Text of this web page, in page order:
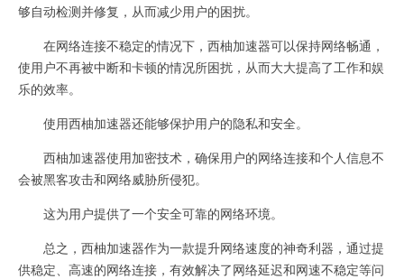
够自动检测并修复，从而减少用户的困扰。
在网络连接不稳定的情况下，西柚加速器可以保持网络畅通，
使用户不再被中断和卡顿的情况所困扰，从而大大提高了工作和娱
乐的效率。
使用西柚加速器还能够保护用户的隐私和安全。
西柚加速器使用加密技术，确保用户的网络连接和个人信息不
会被黑客攻击和网络威胁所侵犯。
这为用户提供了一个安全可靠的网络环境。
总之，西柚加速器作为一款提升网络速度的神奇利器，通过提
供稳定、高速的网络连接，有效解决了网络延迟和网速不稳定等问